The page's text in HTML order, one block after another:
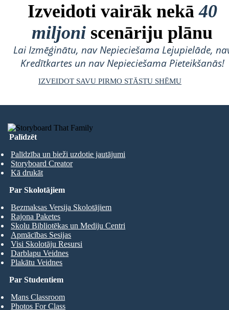
Izveidoti vairāk nekā40
miljoni scenāriju plānu
Lai Izmēģinātu, nav Nepieciešama Lejupielāde,
Kredītkartes un nav Nepieciešama Pieteikšanās!
IZVEIDOT SAVU PIRMO STĀSTU SHĒMU
Palīdzēt
Palīdzība un bieži uzdotie jautājumi
Storyboard Creator
Kā drukāt
Par Studentiem
Mans Classroom
Photos For Class
Par Skolotājiem
Bezmaksas Versija Skolotājiem
Rajona Paketes
Skolu Bibliotēkas un Mediju Centri
Apmācības Sesijas
Visi Skolotāju Resursi
Darblapu Veidnes
Plakātu Veidnes